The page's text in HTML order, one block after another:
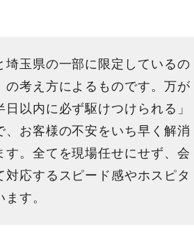
埼玉県の一部に限定しているの
の考え方によるものです。万が
以内に必ず駆けつけられる」
、お客様の不安をいち早く解消
す。全てを現場任せにせず、会
応するスピード感やホスピタ
す。